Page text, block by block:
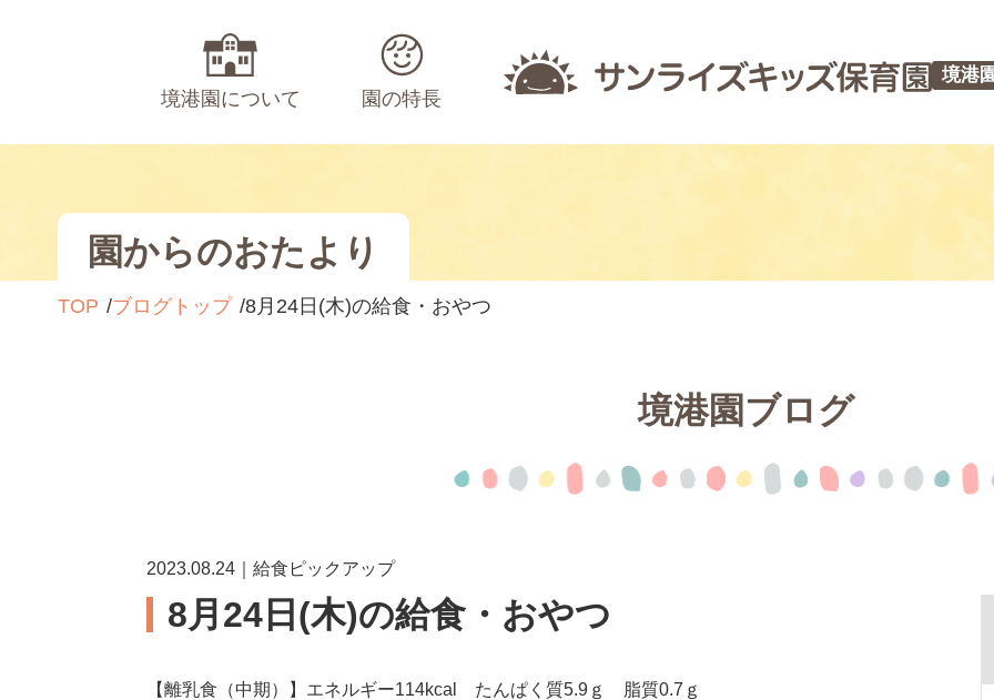
境港園について 園の特長
境港
園からのおたより
TOP ブログトップ 8月24日(木)の給食・おやつ
境港園ブログ
2023.08.24｜給食ピックアップ
8月24日(木)の給食・おやつ
【離乳食（中期）】エネルギー114kcal たんぱく質5.9ｇ 脂質0.7ｇ